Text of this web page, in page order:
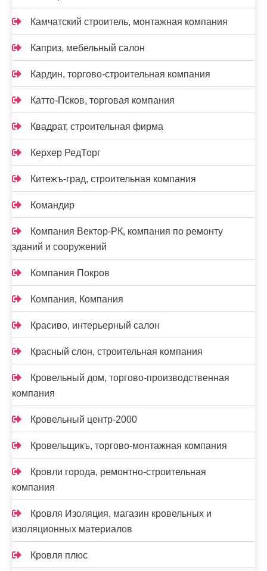
Камчатский строитель, монтажная компания
Каприз, мебельный салон
Кардин, торгово-строительная компания
Катто-Псков, торговая компания
Квадрат, строительная фирма
Керхер РедТорг
Китежъ-град, строительная компания
Командир
Компания Вектор-РК, компания по ремонту
зданий и сооружений
Компания Покров
Компания, Компания
Красиво, интерьерный салон
Красный слон, строительная компания
Кровельный дом, торгово-производственная
компания
Кровельный центр-2000
Кровельщикъ, торгово-монтажная компания
Кровли города, ремонтно-строительная
компания
Кровля Изоляция, магазин кровельных и
изоляционных материалов
Кровля плюс